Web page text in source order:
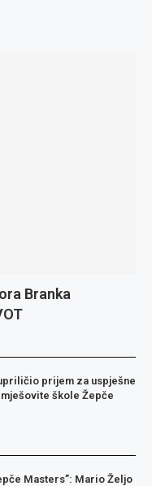
Branka
prijem za uspješne
škole Žepče
Masters”: Mario Željo